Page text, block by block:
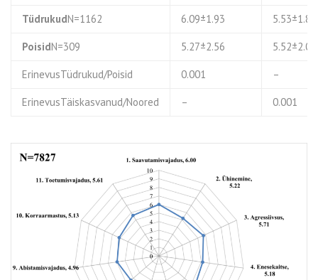
TüdrukudN=1162 6.09±1.93
PoisidN=309 5.27±2.56 5.52±2.07
ErinevusTüdrukud/Poisid 0.001 –
ErinevusTäiskasvanud/Noored – 0.001